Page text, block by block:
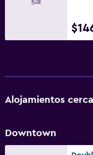
Alojamientos
Downtown